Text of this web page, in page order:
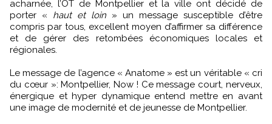
acharnée, l’OT de Montpellier et la ville ont décidé de
porter « haut et loin » un message susceptible d’être
compris par tous, excellent moyen d’affirmer sa différence
et de gérer des retombées économiques locales et
régionales.
Le message de l’agence « Anatome » est un véritable « cri
du cœur »: Montpellier, Now ! Ce message court, nerveux,
énergique et hyper dynamique entend mettre en avant
une image de modernité et de jeunesse de Montpellier.